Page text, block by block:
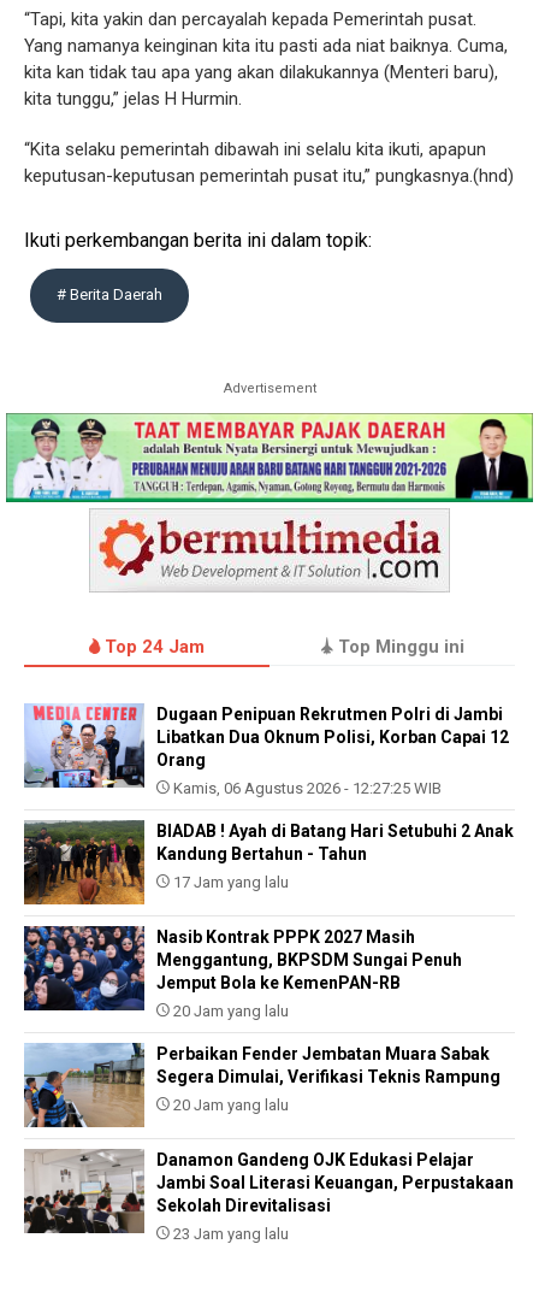
“Tapi, kita yakin dan percayalah kepada Pemerintah pusat.
Yang namanya keinginan kita itu pasti ada niat baiknya. Cuma,
kita kan tidak tau apa yang akan dilakukannya (Menteri baru),
kita tunggu,” jelas H Hurmin.
“Kita selaku pemerintah dibawah ini selalu kita ikuti, apapun
keputusan-keputusan pemerintah pusat itu,” pungkasnya.(hnd)
Ikuti perkembangan berita ini dalam topik:
# Berita Daerah
Advertisement
Top 24 Jam Top Minggu ini
Dugaan Penipuan Rekrutmen Polri di Jambi
Libatkan Dua Oknum Polisi, Korban Capai 12
Orang
Kamis, 06 Agustus 2026 - 12:27:25 WIB
BIADAB ! Ayah di Batang Hari Setubuhi 2 Anak
Kandung Bertahun - Tahun
17 Jam yang lalu
Nasib Kontrak PPPK 2027 Masih
Menggantung, BKPSDM Sungai Penuh
Jemput Bola ke KemenPAN-RB
20 Jam yang lalu
Perbaikan Fender Jembatan Muara Sabak
Segera Dimulai, Verifikasi Teknis Rampung
20 Jam yang lalu
Danamon Gandeng OJK Edukasi Pelajar
Jambi Soal Literasi Keuangan, Perpustakaan
Sekolah Direvitalisasi
23 Jam yang lalu